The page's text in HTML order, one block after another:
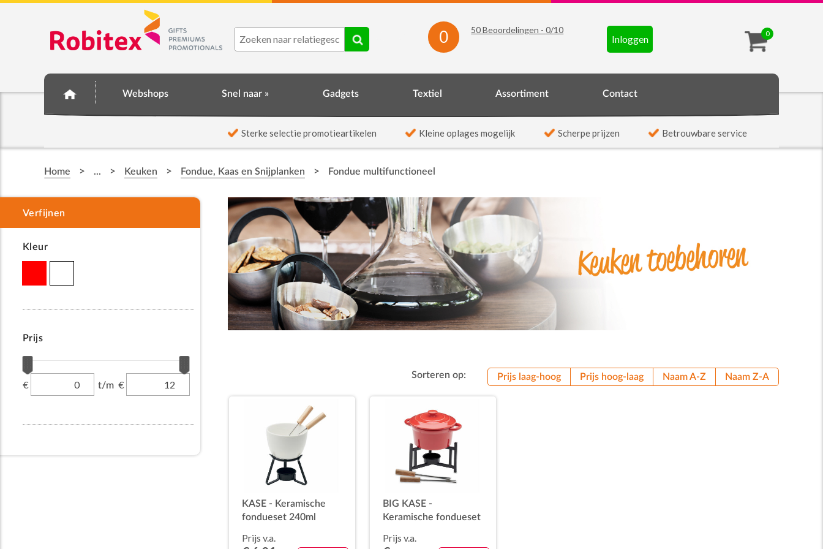
0
Inloggen
0 50Beoordelingen -0/10
Webshops Snel naar » Gadgets Textiel Assortiment Contact
Sterke selectie promotieartikelen Kleine oplages mogelijk Scherpe prijzen Betrouwbare service
Home > ... > Keuken > Fondue, Kaas en Snijplanken > Fondue multifunctioneel
Kleur
Prijs
€ t/m €
Sorteren op: Prijs laag-hoog Prijs hoog-laag Naam A-Z Naam Z-A
KASE - Keramische
fondueset 240ml
Prijs v.a.
BIG KASE -
Keramische fondueset
Prijs v.a.